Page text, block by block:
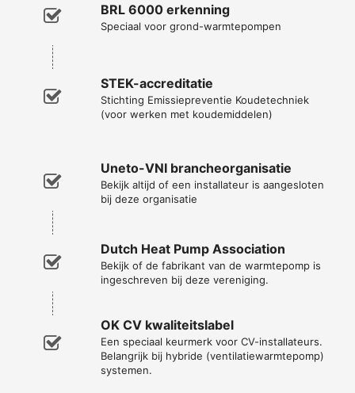
BRL 6000 erkenning
Speciaal voor grond-warmtepompen
STEK-accreditatie
Stichting Emissiepreventie Koudetechniek
(voor werken met koudemiddelen)
Uneto-VNI brancheorganisatie
Bekijk altijd of een installateur is aangesloten
bij deze organisatie
Dutch Heat Pump Association
Bekijk of de fabrikant van de warmtepomp is
ingeschreven bij deze vereniging.
OK CV kwaliteitslabel
Een speciaal keurmerk voor CV-installateurs.
Belangrijk bij hybride (ventilatiewarmtepomp)
systemen.